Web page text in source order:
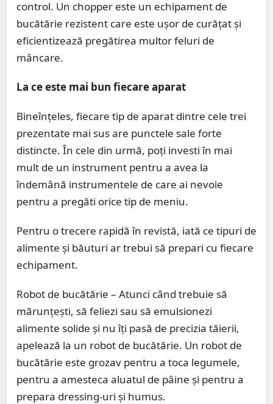
control. Un chopper este un echipament de
bucătărie rezistent care este ușor de curățat și
eficientizează pregătirea multor feluri de
mâncare.
La ce este mai bun fiecare aparat
Bineînțeles, fiecare tip de aparat dintre cele trei
prezentate mai sus are punctele sale forte
distincte. În cele din urmă, poți investi în mai
mult de un instrument pentru a avea la
îndemână instrumentele de care ai nevoie
pentru a pregăti orice tip de meniu.
Pentru o trecere rapidă în revistă, iată ce tipuri de
alimente și băuturi ar trebui să prepari cu fiecare
echipament.
Robot de bucătărie – Atunci când trebuie să
mărunțești, să feliezi sau să emulsionezi
alimente solide și nu îți pasă de precizia tăierii,
apelează la un robot de bucătărie. Un robot de
bucătărie este grozav pentru a toca legumele,
pentru a amesteca aluatul de pâine și pentru a
prepara dressing-uri și humus.